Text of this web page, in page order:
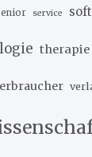
service
therapie